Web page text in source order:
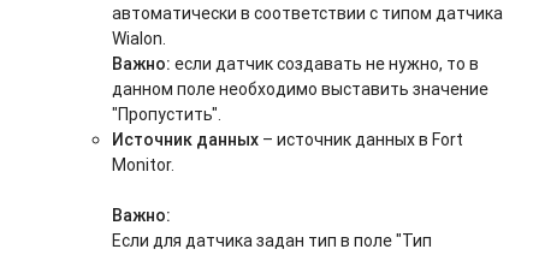
автоматически в соответствии с типом датчика
Wialon.
Важно: если датчик создавать не нужно, то в
данном поле необходимо выставить значение
"Пропустить".
Источник данных – источник данных в Fort
Monitor.
Важно:
Если для датчика задан тип в поле "Тип